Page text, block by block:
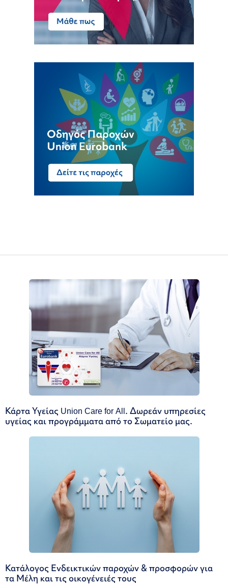
Κάρτα Υγείας Union Care for All. Δωρεάν υπηρεσίες
υγείας και προγράμματα από το Σωματείο μας.
Κατάλογος Ενδεικτικών παροχών & προσφορών για
τα Μέλη και τις οικογένειές τους